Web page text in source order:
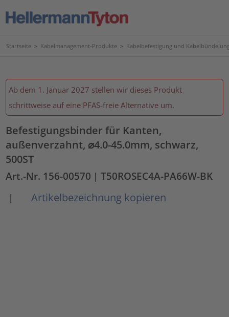
Startseite > Kabelmanagement-Produkte > Kabelbefestigung und
Ab dem 1. Januar 2027 stellen wir dieses Produkt
schrittweise auf eine PFAS-freie Alternative um.
Befestigungsbinder für Kanten,
außenverzahnt, ⌀4.0-45.0mm, schwarz,
500ST
Art.-Nr. 156-00570 | T50ROSEC4A-PA66W-BK
|
Artikelbezeichnung kopieren